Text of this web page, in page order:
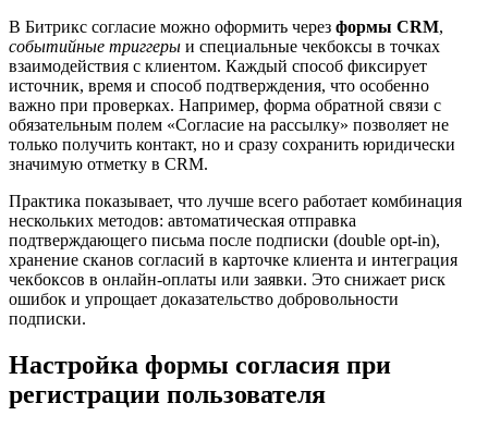
В Битрикс согласие можно оформить через формы CRM,
событийные триггеры и специальные чекбоксы в точках
взаимодействия с клиентом. Каждый способ фиксирует
источник, время и способ подтверждения, что особенно
важно при проверках. Например, форма обратной связи с
обязательным полем «Согласие на рассылку» позволяет не
только получить контакт, но и сразу сохранить юридически
значимую отметку в CRM.
Практика показывает, что лучше всего работает комбинация
нескольких методов: автоматическая отправка
подтверждающего письма после подписки (double opt-in),
хранение сканов согласий в карточке клиента и интеграция
чекбоксов в онлайн-оплаты или заявки. Это снижает риск
ошибок и упрощает доказательство добровольности
подписки.
Настройка формы согласия при
регистрации пользователя